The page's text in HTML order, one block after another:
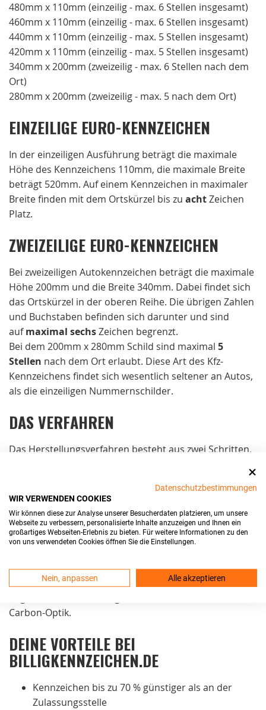
480mm x 110mm (einzeilig - max. 6 Stellen insgesamt)
460mm x 110mm (einzeilig - max. 6 Stellen insgesamt)
440mm x 110mm (einzeilig - max. 5 Stellen insgesamt)
420mm x 110mm (einzeilig - max. 5 Stellen insgesamt)
340mm x 200mm (zweizeilig - max. 6 Stellen nach dem
Ort)
280mm x 200mm (zweizeilig - max. 5 nach dem Ort)
EINZEILIGE EURO-KENNZEICHEN
In der einzeiligen Ausführung beträgt die maximale
Höhe des Kennzeichens 110mm, die maximale Breite
beträgt 520mm. Auf einem Kennzeichen in maximaler
Breite finden mit dem Ortskürzel bis zu achtZeichen
Platz.
ZWEIZEILIGE EURO-KENNZEICHEN
Bei zweizeiligen Autokennzeichen beträgt die maximale
Höhe 200mm und die Breite 340mm. Dabei findet sich
das Ortskürzel in der oberen Reihe. Die übrigen Zahlen
und Buchstaben befinden sich darunter und sind
aufmaximal sechsZeichen begrenzt.
Bei dem 200mm x 280mm Schild sind maximal 5
Stellen nach dem Ort erlaubt. Diese Art des Kfz-
Kennzeichens findet sich wesentlich seltener an Autos,
als die einzeiligen Nummernschilder.
DAS VERFAHREN
Das Herstellungsverfahren besteht aus zwei Schritten.
werden Buchstaben- und Zahlenblöcke ausgewählt und
unter hohem Druck in das Aluminium-Blech
hineingedrückt. Auf diesen Schritt folgt das Schwärzen.
EineHeißklebefoliewird dabei über das Schild
gezogen und färbt alle erhobenen Bereiche ein. Der
schwarz ist. Bei roten oder grünen Kennzeichen wird
das gleiche Verfahren mit einer anderen Folie
Carbon-Optik.
DEINE VORTEILE BEI
BILLIGKENNZEICHEN.DE
Kennzeichen bis zu 70 % günstiger als an der
Zulassungsstelle
Datenschutzbestimmungen
WIR VERWENDEN COOKIES
Wir können diese zur Analyse unserer Besucherdaten platzieren, um unsere
Webseite zu verbessern, personalisierte Inhalte anzuzeigen und Ihnen ein
großartiges Webseiten-Erlebnis zu bieten. Für weitere Informationen zu den
von uns verwendeten Cookies öffnen Sie die Einstellungen.
Nein, anpassen Alle akzeptieren